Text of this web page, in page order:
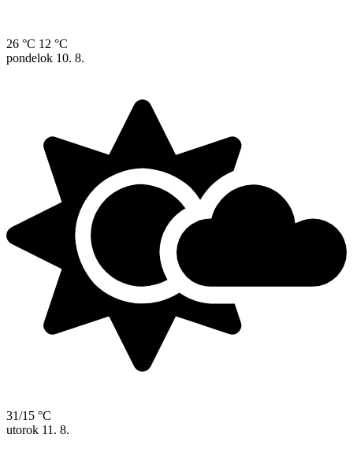
26 °C 12 °C
pondelok 10. 8.
31/15 °C
utorok 11. 8.